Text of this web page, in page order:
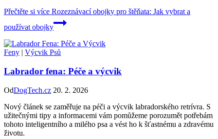
Přečtěte si více Rozeznávací obojky pro štěňata: Jak vybrat a
používat obojky
Feny | Výcvik Psů
Labrador fena: Péče a výcvik
OdDogTech.cz 20. 2. 2026
Nový článek se zaměřuje na péči a výcvik labradorského retrívra. S
užitečnými tipy a informacemi vám pomůžeme porozumět potřebám
tohoto inteligentního a milého psa a vést ho k šťastnému a zdravému
životu.